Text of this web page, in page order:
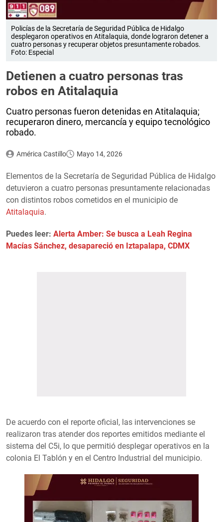
Policías de la Secretaría de Seguridad Pública de Hidalgo
desplegaron operativos en Atitalaquia, donde lograron detener a
cuatro personas y recuperar objetos presuntamente robados.
Foto: Especial
Detienen a cuatro personas tras
robos en Atitalaquia
Cuatro personas fueron detenidas en Atitalaquia;
recuperaron dinero, mercancía y equipo tecnológico
robado.
América Castillo Mayo 14, 2026
Elementos de la Secretaría de Seguridad Pública de Hidalgo
detuvieron a cuatro personas presuntamente relacionadas
con distintos robos cometidos en el municipio de
Atitalaquia.
Puedes leer: Alerta Amber: Se busca a Leah Regina
Macías Sánchez, desapareció en Iztapalapa, CDMX
De acuerdo con el reporte oficial, las intervenciones se
realizaron tras atender dos reportes emitidos mediante el
sistema del C5i, lo que permitió desplegar operativos en la
colonia El Tablón y en el Centro Industrial del municipio.